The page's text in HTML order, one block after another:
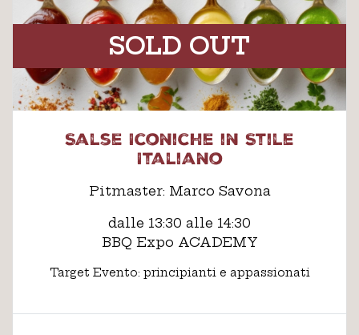
SOLD OUT
Salse Iconiche in Stile
Italiano
Pitmaster: Marco Savona
dalle 13:30 alle 14:30
BBQ Expo ACADEMY
Target Evento: principianti e appassionati